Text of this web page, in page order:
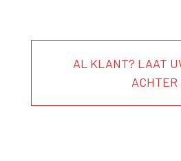
AL KLANT? LAAT
ACHTER